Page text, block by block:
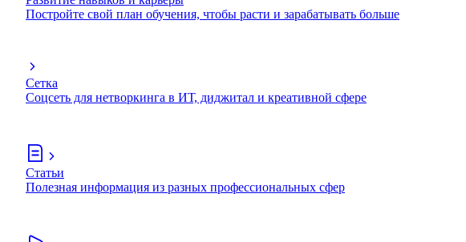
Постройте свой план обучения, чтобы расти и зарабатывать больше
Сетка
Соцсеть для нетворкинга в ИТ, диджитал и креативной сфере
Статьи
Полезная информация из разных профессиональных сфер